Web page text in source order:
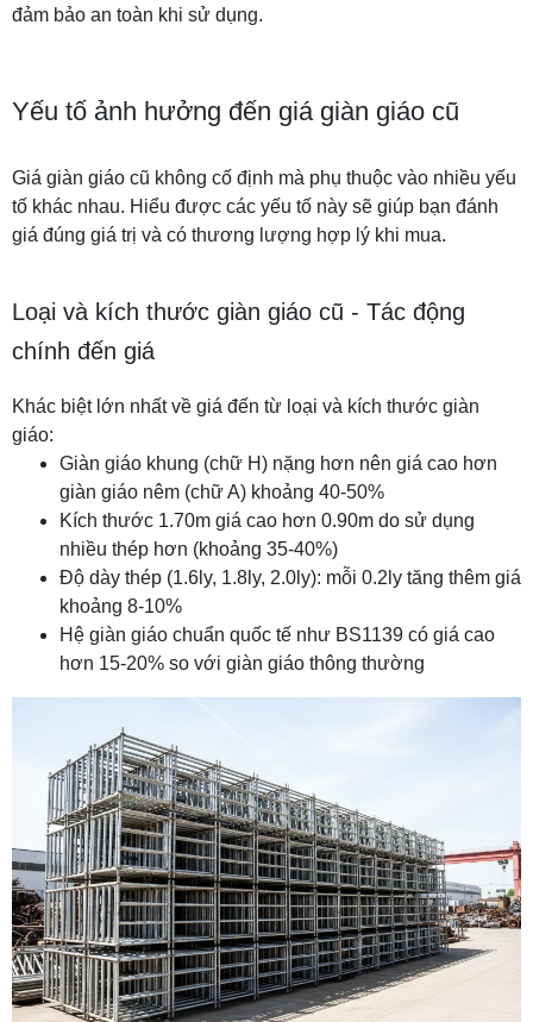
đảm bảo an toàn khi sử dụng.
Yếu tố ảnh hưởng đến giá giàn giáo cũ
Giá giàn giáo cũ không cố định mà phụ thuộc vào nhiều yếu
tố khác nhau. Hiểu được các yếu tố này sẽ giúp bạn đánh
giá đúng giá trị và có thương lượng hợp lý khi mua.
Loại và kích thước giàn giáo cũ - Tác động
chính đến giá
Khác biệt lớn nhất về giá đến từ loại và kích thước giàn
giáo:
Giàn giáo khung (chữ H) nặng hơn nên giá cao hơn
giàn giáo nêm (chữ A) khoảng 40-50%
Kích thước 1.70m giá cao hơn 0.90m do sử dụng
nhiều thép hơn (khoảng 35-40%)
Độ dày thép (1.6ly, 1.8ly, 2.0ly): mỗi 0.2ly tăng thêm giá
khoảng 8-10%
Hệ giàn giáo chuẩn quốc tế như BS1139 có giá cao
hơn 15-20% so với giàn giáo thông thường